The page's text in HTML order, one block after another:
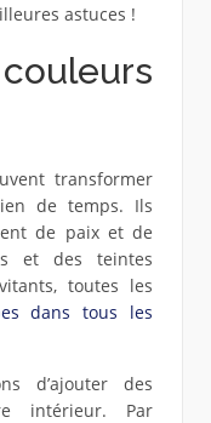
astuces !
transformer
de temps. Ils
de paix et de
et des teintes
toutes les
dans tous les
d’ajouter des
intérieur. Par